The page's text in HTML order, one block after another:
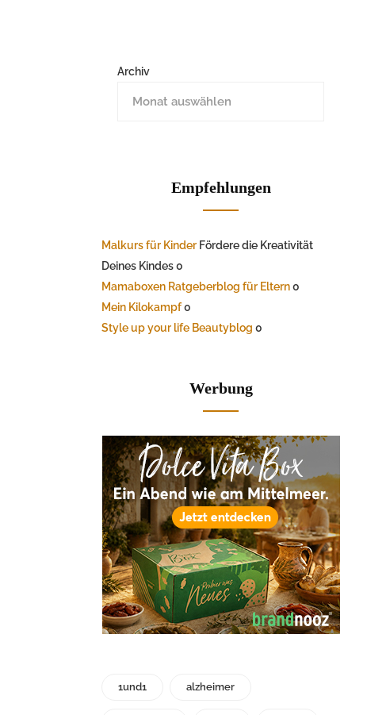
Archiv
Empfehlungen
Malkurs für Kinder Fördere die Kreativität
Deines Kindes 0
Mamaboxen Ratgeberblog für Eltern0
Mein Kilokampf0
Style up your life Beautyblog 0
Werbung
1und1 alzheimer